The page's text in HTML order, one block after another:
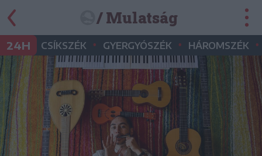
/ Mulatság
24H CSÍKSZÉK • GYERGYÓSZÉK • HÁROMSZÉK •